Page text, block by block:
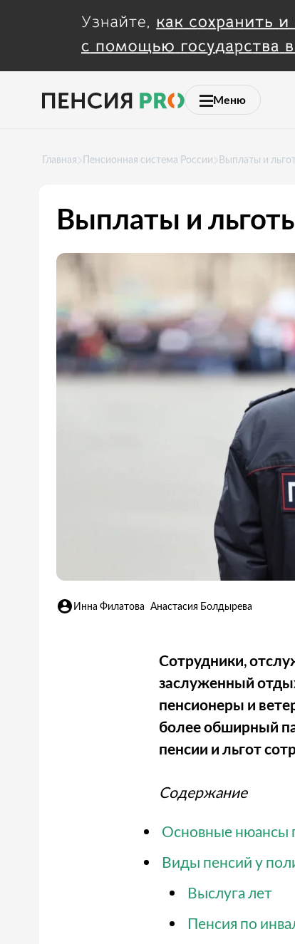
Меню
Главная Пенсионная система России Выплаты и
Выплаты и
Инна Филатова Анастасия Болдырева
Сотрудники,
заслуженный
пенсионеры и
более обширный
пенсии и льгот
Содержание
Основные нюансы
Виды пенсий у
Выслуга лет
Пенсия по